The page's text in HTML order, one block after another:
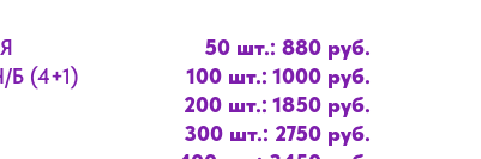
(4+1)
50 шт.: 880 руб.
100 шт.: 1000 руб.
200 шт.: 1850 руб.
300 шт.: 2750 руб.